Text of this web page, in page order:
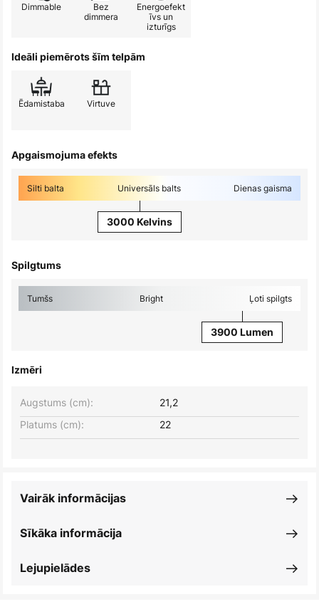
Dimmable
Bez
dimmera
Energoefekt
īvs un
izturīgs
Ideāli piemērots šīm telpām
Ēdamistaba Virtuve
Apgaismojuma efekts
Silti balta Universāls balts Dienas gaisma
3000 Kelvins
Spilgtums
Tumšs Bright Ļoti spilgts
3900 Lumen
Izmēri
Platums (cm): 22
Augstums (cm): 21,2
Sīkāka informācija
Vairāk informācijas
Lejupielādes